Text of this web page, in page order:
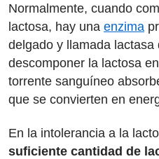
Normalmente, cuando
lactosa, hay una enzima
delgado y llamada lactasa
descomponer la lactosa
torrente sanguíneo
que se convierten en
En la intolerancia a la
suficiente cantidad de